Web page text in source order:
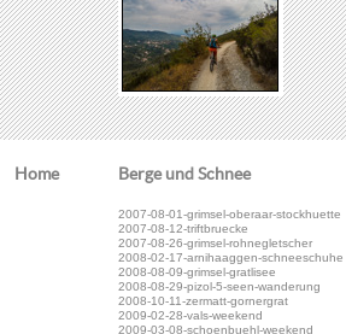
Home Berge und Schnee
2007-08-01-grimsel-oberaar-stockhuette
2007-08-12-triftbruecke
2007-08-26-grimsel-rohnegletscher
2008-02-17-arnihaaggen-schneeschuhe
2008-08-09-grimsel-gratlisee
2008-08-29-pizol-5-seen-wanderung
2008-10-11-zermatt-gornergrat
2009-02-28-vals-weekend
2009-03-08-schoenbuehl-weekend